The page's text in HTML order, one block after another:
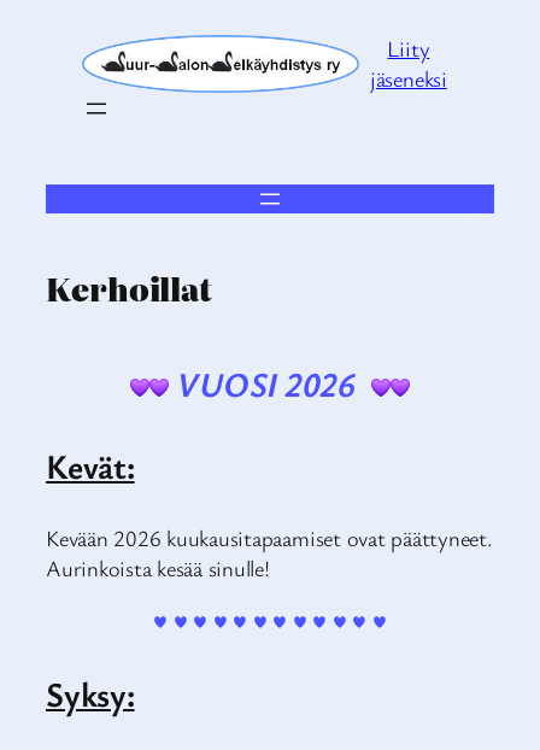
sisältöön
Liity
jäseneksi
Kerhoillat
VUOSI 2026
Kevät:
Kevään 2026 kuukausitapaamiset ovat päättyneet.
Aurinkoista kesää sinulle!
♥ ♥ ♥ ♥ ♥ ♥ ♥ ♥ ♥ ♥ ♥ ♥
Syksy: